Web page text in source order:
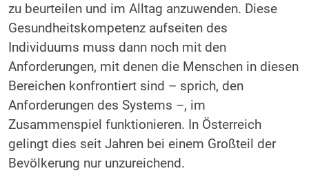
zu beurteilen und im Alltag anzuwenden. Diese
Gesundheitskompetenz aufseiten des
Individuums muss dann noch mit den
Anforderungen, mit denen die Menschen in diesen
Bereichen konfrontiert sind – sprich, den
Anforderungen des Systems –, im
Zusammenspiel funktionieren. In Österreich
gelingt dies seit Jahren bei einem Großteil der
Bevölkerung nur unzureichend.